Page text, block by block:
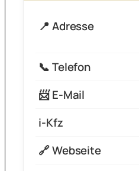
📍 Adresse
📞 Telefon
📨 E-Mail
i-Kfz
🔗 Webseite